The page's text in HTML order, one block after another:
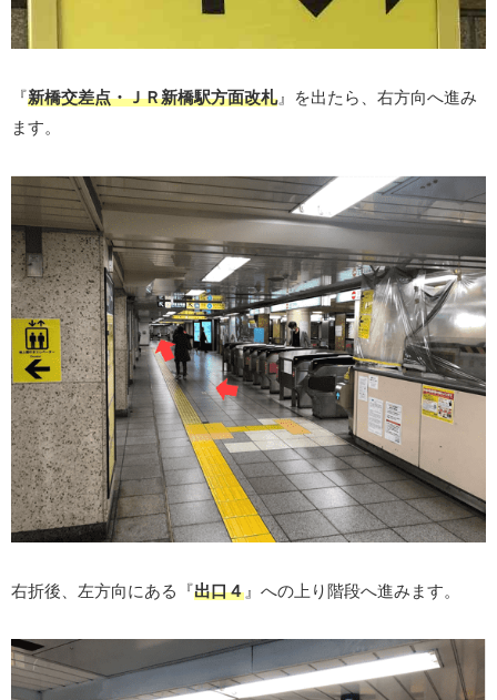
『新橋交差点・ＪＲ新橋駅方面改札』を出たら、右方向へ進み
ます。
右折後、左方向にある『出口４ 』への上り階段へ進みます。